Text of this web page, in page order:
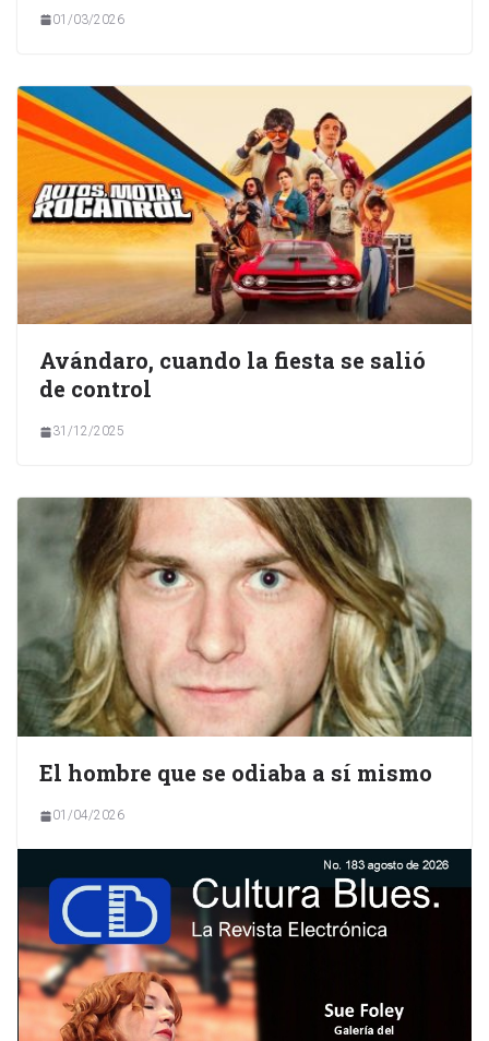
01/03/2026
Avándaro, cuando la fiesta se salió
de control
31/12/2025
El hombre que se odiaba a sí mismo
01/04/2026